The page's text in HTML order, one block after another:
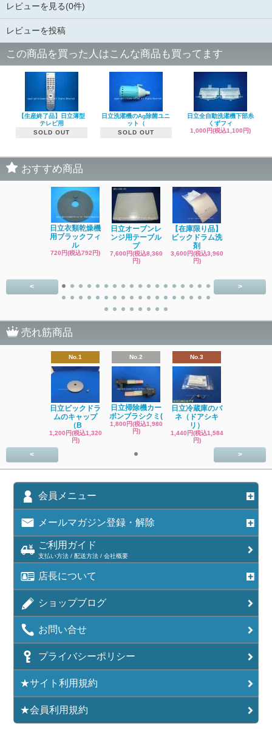
レビューを見る(0件)
レビューを投稿
この商品を買った人はこんな商品も買ってます
【生産終了品】日立薄型
テレビ用
SOLD OUT
日立洗濯機のAg除菌ユニ
ット（
SOLD OUT
日立全自動洗濯機下部糸
くずフィ
1,000円(税込1,100円)
おすすめ商品
日立衣類乾燥機
用ブラックフィ
ル
720円(税込792円)
日立オーブンレ
ンジ用テーブル
プ
7,600円(税込8,360
円)
【在庫限り品】
ビックドラム洗
剤
3,600円(税込3,960
円)
< >
売れ筋商品
No.1
日立ビックドラ
ムのキャップ
（B
1,200円(税込1,320
円)
No.2
日立掃除機カー
ボンブラシクミ(
1,800円(税込1,980
円)
No.3
日立冷蔵庫のバ
ネ（ドアシキ
リ）
1,440円(税込1,584
円)
< >
会員メニュー
メールマガジン登録・解除
ご利用ガイド
支払い方法 / 配送方法 / 会社概要
店長について
ショップブログ
お問い合せ
プライバシーポリシー
★サイト利用規約
★会員利用規約